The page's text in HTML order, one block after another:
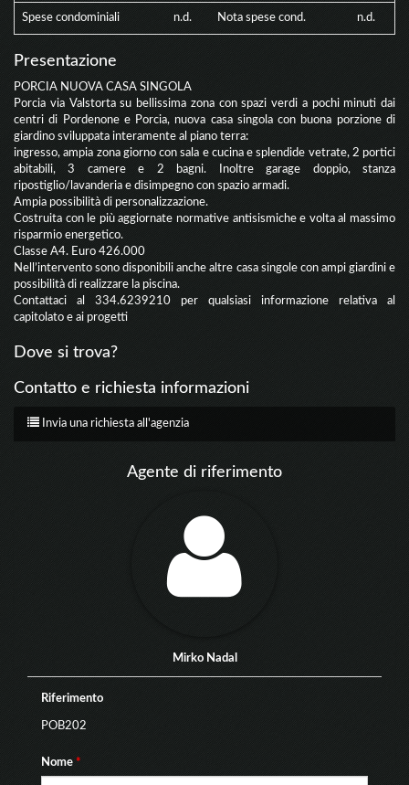
Spese condominiali n.d. Nota spese cond. n.d.
Presentazione
PORCIA NUOVA CASA SINGOLA
Porcia via Valstorta su bellissima zona con spazi verdi a pochi minuti dai
centri di Pordenone e Porcia, nuova casa singola con buona porzione di
giardino sviluppata interamente al piano terra:
ingresso, ampia zona giorno con sala e cucina e splendide vetrate, 2 portici
abitabili, 3 camere e 2 bagni. Inoltre garage doppio, stanza
ripostiglio/lavanderia e disimpegno con spazio armadi.
Ampia possibilità di personalizzazione.
Costruita con le più aggiornate normative antisismiche e volta al massimo
risparmio energetico.
Classe A4. Euro 426.000
Nell’intervento sono disponibili anche altre casa singole con ampi giardini e
possibilità di realizzare la piscina.
Contattaci al 334.6239210 per qualsiasi informazione relativa al
capitolato e ai progetti
Dove si trova?
Contatto e richiesta informazioni
Invia una richiesta all'agenzia
Agente di riferimento
Mirko Nadal
Riferimento
POB202
Nome *